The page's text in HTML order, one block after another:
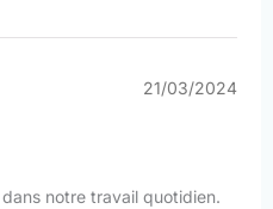
21/03/2024
notre travail quotidien.